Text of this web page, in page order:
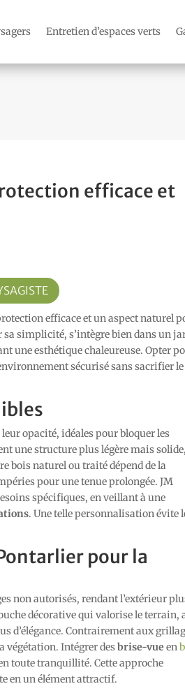
Entretien d’espaces verts
efficace et
efficace et un aspect naturel
simplicité, s’intègre bien dans un
une esthétique chaleureuse. Opter
sécurisé sans sacrifier le
opacité, idéales pour bloquer les
une structure plus légère mais solide,
bois naturel ou traité dépend de la
pour une tenue prolongée. JM
spécifiques, en veillant à une
. Une telle personnalisation évite
pour la
non autorisés, rendant l’extérieur
décorative qui valorise le terrain,
d’élégance. Contrairement aux
végétation. Intégrer desbrise-vue en
toute tranquillité. Cette approche
en un élément attractif.